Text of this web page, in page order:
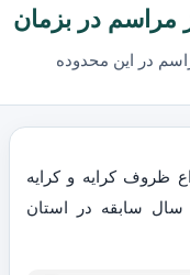
در بزمان
در این محدوده
ظروف کرایه و کرایه
ظروف و اجاره صندلی با بیش از ۴۰ سال سابقه در استان